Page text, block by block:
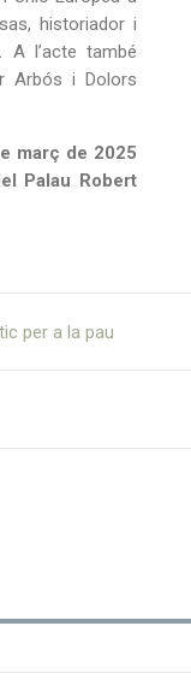
historiador i
A l’acte també
Arbós i Dolors
març de 2025
Palau Robert